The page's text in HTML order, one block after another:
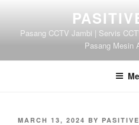
contentPasang CCTV Jambi | Servis
Pasang Mesin
POSTED
MARCH 13, 2024 BY PASITIVE